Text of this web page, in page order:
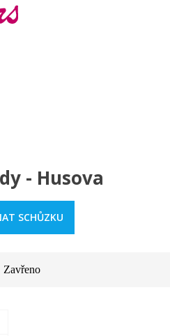
- Husova
SCHŮZKU
Zavřeno